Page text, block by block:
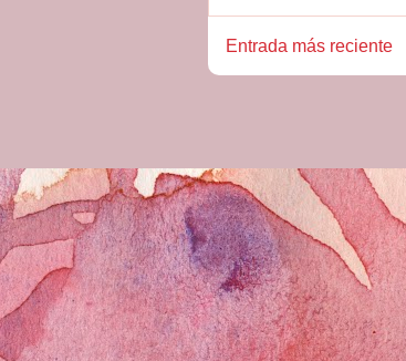
Entrada más reciente